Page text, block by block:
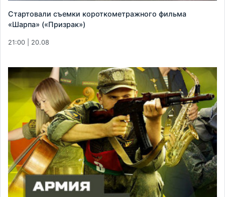
Стартовали съемки короткометражного фильма
«Шарпа» («Призрак»)
21:00 | 20.08